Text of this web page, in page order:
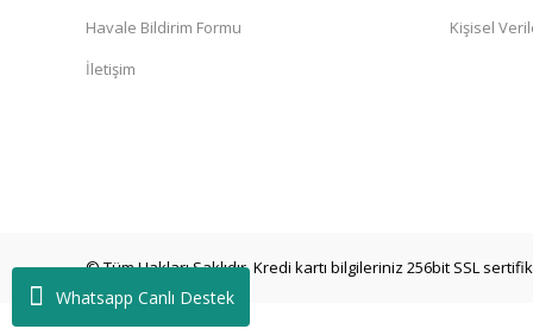
Whatsapp Canlı Destek
Havale Bildirim Formu
İletişim
Kişisel
© Tüm Hakları Saklıdır. Kredi kartı bilgileriniz 256bit SSL